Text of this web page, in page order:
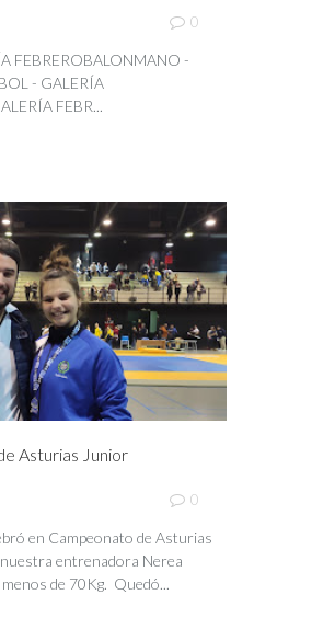
0
FEBREROBALONMANO -
- GALERÍA
FEBR...
Asturias Junior
0
en Campeonato de Asturias
entrenadora Nerea
de 70Kg. Quedó...